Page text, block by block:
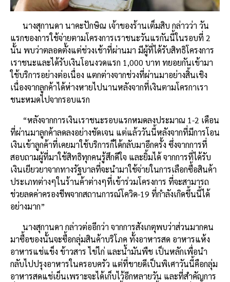
นางสุกานดา นาคะปักษิณ เจ้าของร้านเต็มสิบ กล่าวว่า วัน
แรกของการใช้จ่ายตามโครงการเราชนะวันแรกันนี้ในรอบที่ 2
นั้น พบว่าตลอดตั้งแต่ช่วงเช้าที่ผ่านมา มีผู้ที่ได้รับสิทธิโครงการ
เราชนะและได้รับเงินโอนงวดแรก 1,000 บาท ทยอยกันเข้ามา
ใช้บริการอย่างต่อเนื่อง แตกต่างจากช่วงที่ผ่านมาอย่างสิ้นเชิง
เนื่องจากลูกค้าได้ห่างหายไปนานหลังจากที่เงินตามโครกาเรา
ชนะหมดไปจากรอบแรก
“หลังจากการเงินเราชนะรอบแรกหมดลงประมาณ 1-2 เดือน
ที่ผ่านมาลูกค้าลดลงอย่างชัดเจน แต่แล้ววันนี้หลังจากที่มีการโอน
เงินเข้าลูกค้าที่เคยมาใช้บริการก็ได้กลับมาอีกครั้ง ซึ่งจากการที่
สอบถามผู้ที่มาใช้สิทธิทุกคนรู้สึกดีใจ และยิ้มได้ จากการที่ได้รับ
เงินเยียวยาจากทางรัฐบาลที่จะนำมาใช้จ่ายในการเลือกซื้อสินค้า
ประเภทต่างๆในร้านค้าต่างๆที่เข้าร่วมโครงการ ที่จะสามารถ
ช่วยลดค่าครองชีพจากสถานการณ์โควิด-19 ที่กำลังเกิดขึ้นนี้ได้
อย่างมาก”
นางสุกานดา กล่าวต่ออีกว่า จากการสังเกตุพบว่าส่วนมากคน
มาซื้อของนั้นจะซื้อกลุ่มสินค้าบริโภค ทั้งอาหารสด อาหารแห้ง
อาหารแช่แข็ง ข้าวสาร ไข่ไก่ และน้ำมันพืช เป็นหลักเพื่อนำ
กลับไปปรุงอาหารในครอบครัว แต่ที่ขายดีเป็นพิเศาวันนี้คือกลุ่ม
อาหารสดแช่เย็นเพราะจะได้เก็บไว้อีกหลายวัน และที่สำคัญการ